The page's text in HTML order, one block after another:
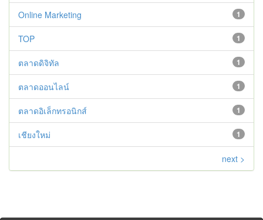
1
Online Marketing
1
TOP
1
ตลาดดิจิทัล
1
ตลาดออนไลน์
1
ตลาดอิเล็กทรอนิกส์
1
เชียงใหม่
next >